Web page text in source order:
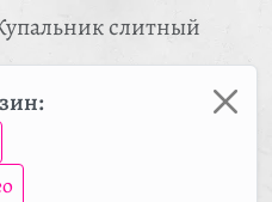
слитный